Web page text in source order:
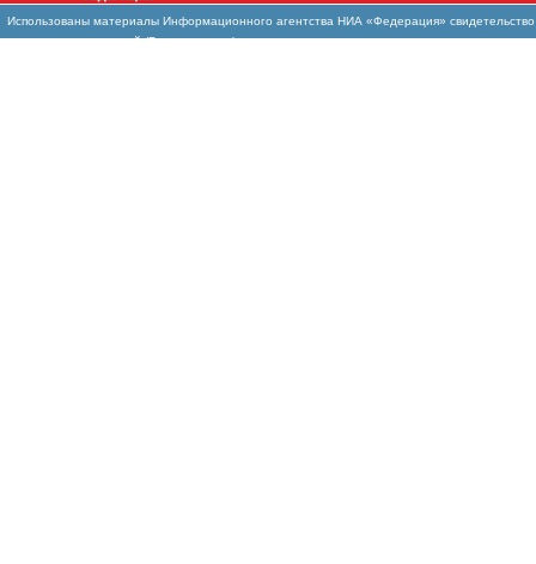
Использованы материалы Информационного агентства НИА «Федерация»
массовых коммуникаций (Роскомнадзор)